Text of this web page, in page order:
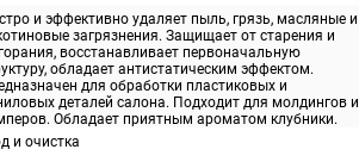
и эффективно удаляет пыль, грязь, масляные и
загрязнения. Защищает от старения и
восстанавливает первоначальную
обладает антистатическим эффектом.
для обработки пластиковых и
деталей салона. Подходит для молдингов и
Обладает приятным ароматом клубники.
и очистка